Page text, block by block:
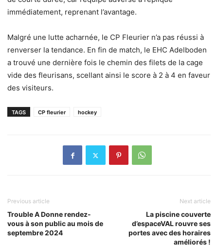
immédiatement, reprenant l’avantage.
Malgré une lutte acharnée, le CP Fleurier n’a pas réussi à
renverser la tendance. En fin de match, le EHC Adelboden
a trouvé une dernière fois le chemin des filets de la cage
vide des fleurisans, scellant ainsi le score à 2 à 4 en faveur
des visiteurs.
TAGS CP fleurier hockey
Previous article
Trouble A Donne rendez-
vous à son public au mois de
septembre 2024
Next article
La piscine couverte
d’espaceVAL rouvre ses
portes avec des horaires
améliorés !